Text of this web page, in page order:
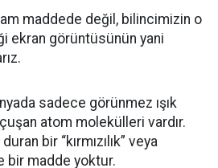
maddede değil, bilincimizin o
ekran görüntüsünün yani
sadece görünmez ışık
atom molekülleri vardır.
bir “kırmızılık” veya
bir madde yoktur.